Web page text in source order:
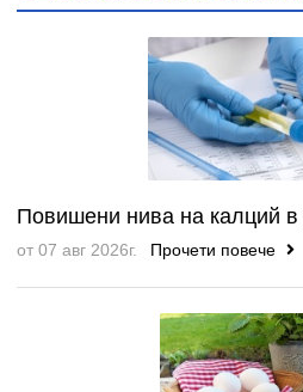
Повишени нива на калций в
от 07 авг 2026г. Прочети повече